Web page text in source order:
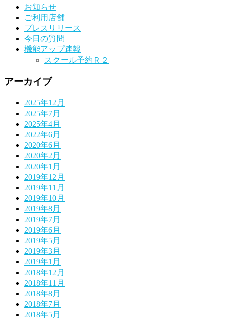
お知らせ
ご利用店舗
プレスリリース
今日の質問
機能アップ速報
スクール予約Ｒ２
アーカイブ
2025年12月
2025年7月
2025年4月
2022年6月
2020年6月
2020年2月
2020年1月
2019年12月
2019年11月
2019年10月
2019年8月
2019年7月
2019年6月
2019年5月
2019年3月
2019年1月
2018年12月
2018年11月
2018年8月
2018年7月
2018年5月